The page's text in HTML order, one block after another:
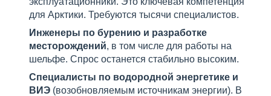
для Арктики. Требуются тысячи специалистов.
Инженеры по бурению и разработке
месторождений, в том числе для работы на
шельфе. Спрос останется стабильно высоким.
Специалисты по водородной энергетике и
ВИЭ (возобновляемым источникам энергии). В